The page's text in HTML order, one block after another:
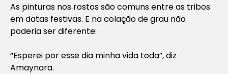
As pinturas nos rostos são comuns entre as tribos
em datas festivas. E na colação de grau não
poderia ser diferente:
“Esperei por esse dia minha vida toda”, diz
Amaynara.